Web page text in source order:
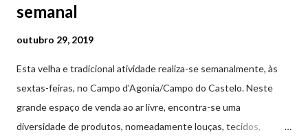
semanal
outubro 29, 2019
Esta velha e tradicional atividade realiza-se semanalmente, às
sextas-feiras, no Campo d’Agonia/Campo do Castelo. Neste
grande espaço de venda ao ar livre, encontra-se uma
diversidade de produtos, nomeadamente louças, tecidos,